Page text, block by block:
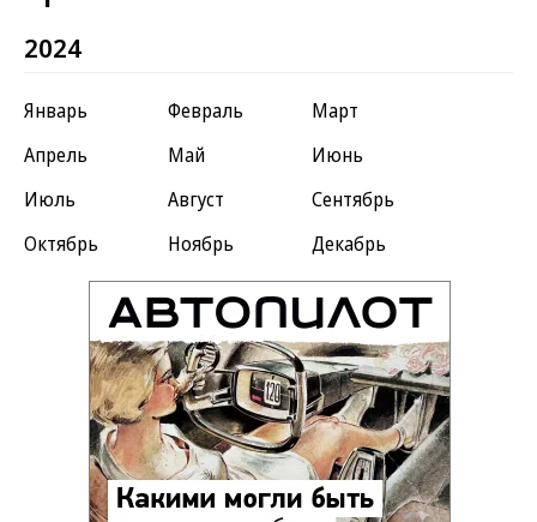
2024
Январь Февраль
Март
Апрель
Май
Июнь
Июль
Август
Сентябрь
Октябрь
Ноябрь Декабрь